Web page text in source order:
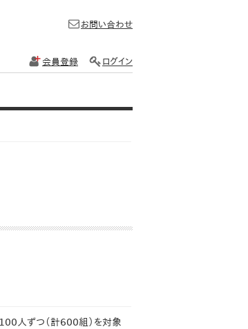
お問い合わせ
会員登録 ログイン
人ずつ（計600組）を対象